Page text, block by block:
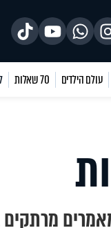
עולם הילדים 70 שאלות
מרתקים